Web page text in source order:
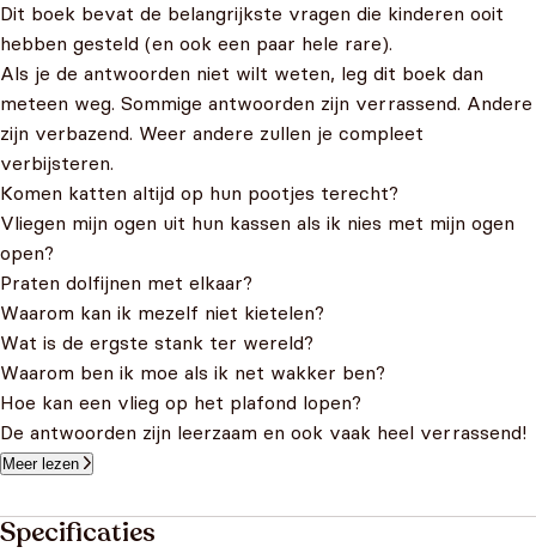
Dit boek bevat de belangrijkste vragen die kinderen ooit
hebben gesteld (en ook een paar hele rare).
Als je de antwoorden niet wilt weten, leg dit boek dan
meteen weg. Sommige antwoorden zijn verrassend. Andere
zijn verbazend. Weer andere zullen je compleet
verbijsteren.
Komen katten altijd op hun pootjes terecht?
Vliegen mijn ogen uit hun kassen als ik nies met mijn ogen
open?
Praten dolfijnen met elkaar?
Waarom kan ik mezelf niet kietelen?
Wat is de ergste stank ter wereld?
Waarom ben ik moe als ik net wakker ben?
Hoe kan een vlieg op het plafond lopen?
De antwoorden zijn leerzaam en ook vaak heel verrassend!
Meer lezen
Specificaties